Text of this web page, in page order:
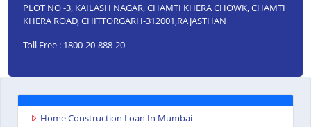
PLOT NO -3, KAILASH NAGAR, CHAMTI KHERA CHOWK, CHAMTI
KHERA ROAD, CHITTORGARH-312001,RAJASTHAN
Toll Free : 1800-20-888-20
Home Construction Loan In Mumbai